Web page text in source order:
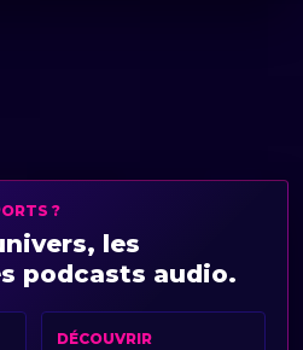
?
les
podcasts audio.
DÉCOUVRIR